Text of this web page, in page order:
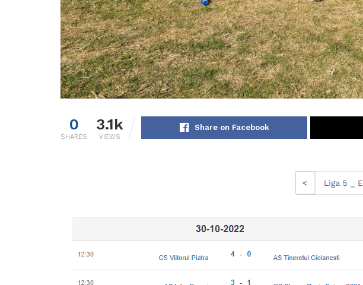
0
SHARES
3.1k
VIEWS
Share on Facebook